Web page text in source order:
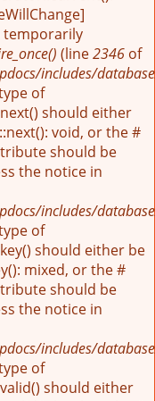
temporarily
(line2346 of
includes/
of
should either
void, or the #
should be
the notice in
includes/
of
should either be
mixed, or the #
should be
the notice in
includes/
of
should either